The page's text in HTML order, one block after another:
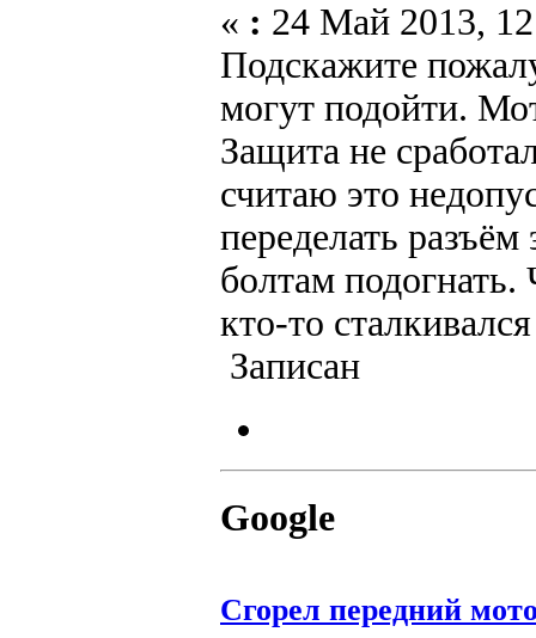
« : 24 Май 2013,
Подскажите
могут подойти.
Защита не
считаю это
переделать
болтам
кто-то
Записан
Google
Сгорел передний